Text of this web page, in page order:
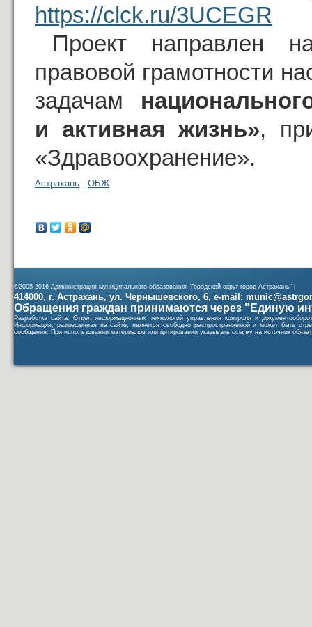
https://clck.ru/3UCEGR
Проект направлен
правовой грамотности
задачам
и активная жизнь»,
«Здравоохранение».
Астрахань ОБЖ
©2005-2016 Администрация муниципального образования "Городской округ город Астрахань" |
414000, г. Астрахань, ул. Чернышевского, 6, e-mail:
Обращения граждан принимаются через "Единую
Разработка сайта: Отдел информационных технологий управления контроля и
Информация, размещенная на сайте, является свободно распространяемой и может быть
сообщения. При использовании материалов или цитировании указывать ссылку на источник